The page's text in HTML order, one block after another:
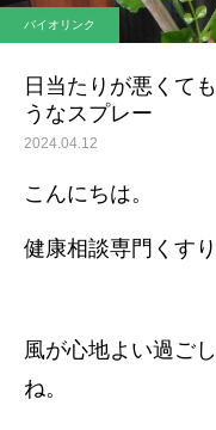
お盆期間中のご相
て
バイオリンク
日当たりが悪くて
うなスプレー
2024.04.12
こんにちは。
健康相談専門くす
風が心地よい過ご
ね。